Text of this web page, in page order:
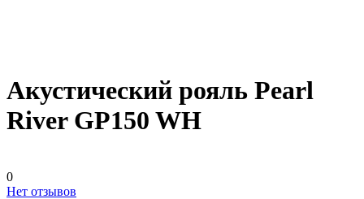
Акустический рояль Pearl
River GP150 WH
0
Нет отзывов